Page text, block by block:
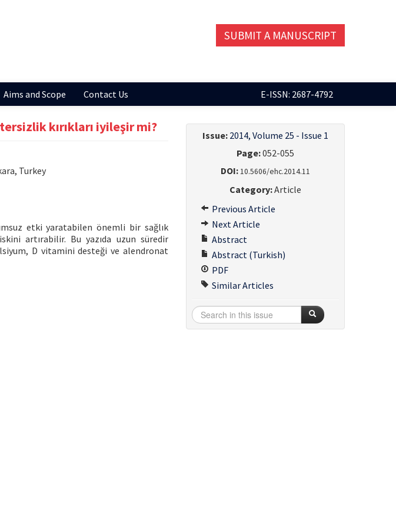
SUBMIT A MANUSCRIPT
Aims and Scope Contact Us E-ISSN: 2687-4792
kırıkları iyileşir mi?
Turkey
etki yaratabilen önemli bir sağlık
artırabilir. Bu yazıda uzun süredir
D vitamini desteği ve alendronat
Issue: 2014, Volume 25 - Issue 1
Page:052-055
DOI:10.5606/ehc.2014.11
Category:Article
Previous Article
Next Article
Abstract
Abstract (Turkish)
PDF
Similar Articles